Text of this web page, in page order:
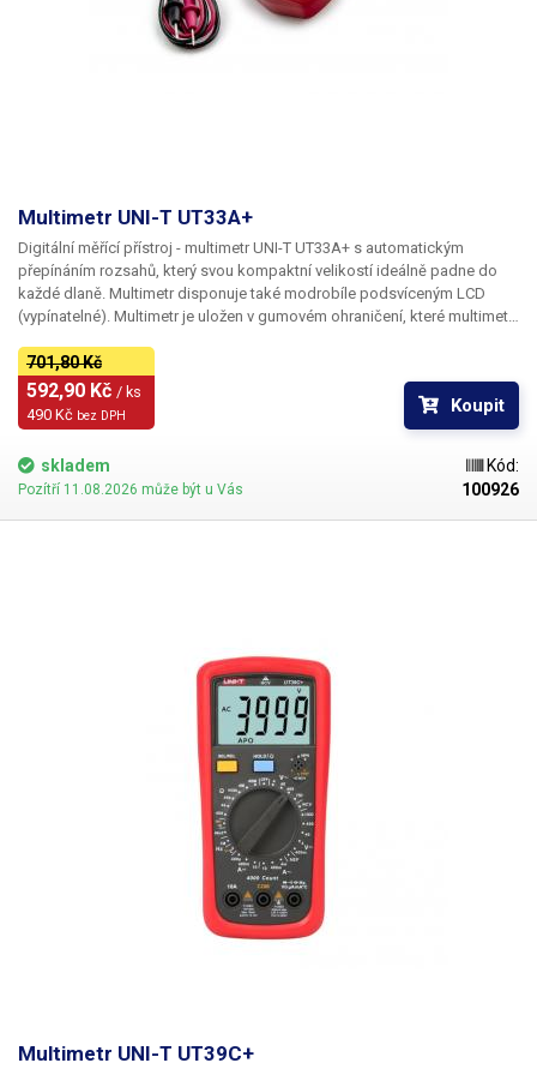
Střídavé napětí, Stejnosměrný proud, Střídavý proud, Stejnosměrný a
Multimetr UNI-T UT33A+
Digitální měřící přístroj - multimetr UNI-T UT33A+ s automatickým
přepínáním rozsahů, který svou kompaktní velikostí ideálně padne do
každé dlaně. Multimetr disponuje také modrobíle podsvíceným LCD
(vypínatelné). Multimetr je uložen v gumovém ohraničení, které multimetr
sklopnou nohou, pro lepší odečítání z displeje. Od typu UT33B
se UT33A+ liší automatickou volbou rozsahů, což může být v některých
aplikacích velmi přínosné. Verze UT33C pak navíc disponuje měřením
teploty. Součástí balení jsou měřicí sondy (kabely) a baterie.K zařízení
je možné za příplatek (není zahrnut v ceně výrobku) dodat kalibrační
protokol,cena kalibrace závisí na typu zařízení a rozsahu kalibrace u
jednotlivých měrných veličin. V případě zájmu o kalibraci kontaktujte
prosím naše obchodí oddělení, které Vám, v co nejkratším zašle
701,80 Kč
592,90 Kč / ks
490 Kč bez DPH Koupit
skladem
Pozítří 11.08.2026 může být u Vás
Kód:
100926
Multimetr UNI-T UT39C+